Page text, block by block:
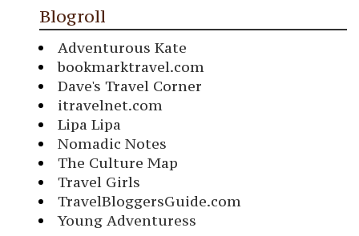
Blogroll
Adventurous Kate
bookmarktravel.com
Dave's Travel Corner
itravelnet.com
Lipa Lipa
Nomadic Notes
The Culture Map
Travel Girls
TravelBloggersGuide.com
Young Adventuress